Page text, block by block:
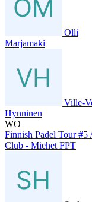
Olli
Marjamaki
Ville-
Hynninen
WO
Finnish Padel Tour
Club - Miehet FPT